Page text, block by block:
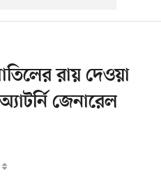
রায় দেওয়া
জেনারেল